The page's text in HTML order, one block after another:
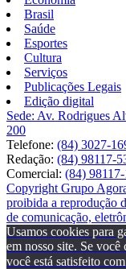
Brasil
Saúde
Esportes
Cultura
Serviços
Publicações Legais
Edição digital
Sede: Av. Rodrigues
200
Telefone: (84) 3027-
Redação: (84) 98117-
Comercial: (84)
Copyright Grupo
proibida a reprodução
de comunicação,
Usamos cookies para
em nosso site. Se você
você está satisfeito